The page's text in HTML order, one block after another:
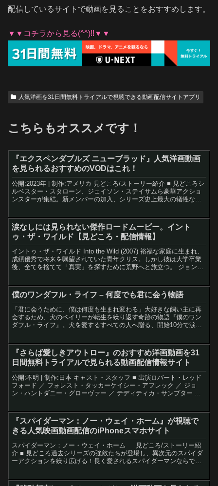
配信しているサイトで動画を見ることをおすすめします。
▼▼コチラから見る(^^)!!▼▼
人気洋画を31日間無料トライアルで視聴できる動画配信サイトアプリ
こちらもオススメです！
『エクスペンダブルズ ニューブラッド』人気洋画動画
を見られるおすすめのVODはこれ！
公開:2023年 | 制作:アメリカ 見どころ/ストーリー紹介 ■ 見どころシ
ルベスター・スタローン、ジェイソン・ステイサムら豪華アクショ
ンスターが集結。新メンバーの加入、シリーズ史上最大の犠牲な
涙なしには見られない傑作ロードムービー。イント
ゥ・ザ・ワイルド【見どころ・配信情報】
イントゥ・ザ・ワイルド Into the Wild (2007) 裕福な家庭に生まれ、
成績優秀で将来を嘱望されていた青年クリス。しかし彼は大学卒業
後、全てを捨てて「真実」を探すために荒野へと旅立つ。 ジョン・
僕のワンダフル・ライフ – 何度でも君に会う物語
「君に会うために、僕は何度も生まれ変わる」大好きな飼い主に再
会するため、犬のベイリーが転生を繰り返す奇跡の物語『僕のワン
ダフル・ライフ』。犬を愛するすべての人へ贈る、開始10分で涙腺
『さらば愛しきアウトロー』のおすすめ洋画動画を31
日間無料トライアルで見られる動画配信情報サイト
公開:不明 | 制作:日本 キャスト・スタッフ ■ 出演ロバート・レッド
フォード ／ フォレスト・タッカーケイシー・アフレック ／ ジョ
ン・ハントダニー・グローヴァー ／ テディティカ・サンプター ／
『スパイダーマン：ノー・ウェイ・ホーム』が視聴で
きる人気映画動画配信のiPhoneスマホサイト
スパイダーマン：ノー・ウェイ・ホーム 見どころ/ストーリー紹
介 ■ 見どころ過去シリーズの強敵たちが登場し、異次元のスパイダ
ーアクションを繰り広げる！長く愛されるスパイダーマンならでは